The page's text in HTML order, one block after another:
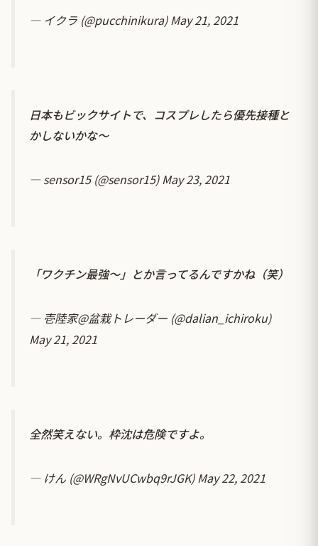
— イクラ (@pucchinikura)May 21, 2021
日本もビックサイトで、コスプレしたら優先接種と
かしないかな～
— sensor15 (@sensor15)May 23, 2021
「ワクチン最強〜」とか言ってるんですかね（笑）
— 壱陸家@盆栽トレーダー (@dalian_ichiroku)
May 21, 2021
全然笑えない。枠沈は危険ですよ。
— けん (@WRgNvUCwbq9rJGK)May 22, 2021